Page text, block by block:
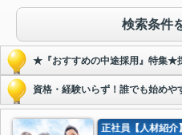
検索条件
★『おすすめの中途採用』特集★
資格・経験いらず！誰でも始め
正社員【人材紹介】